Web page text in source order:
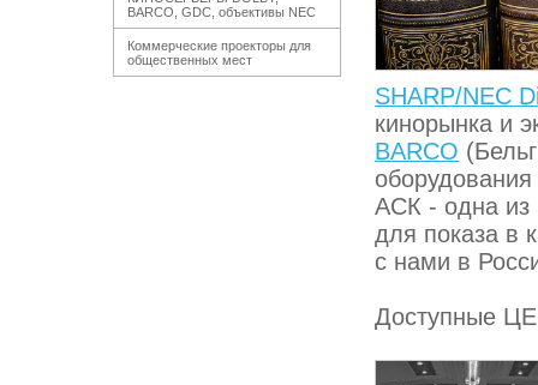
BARCO, GDC, объективы NEC
Коммерческие проекторы для
общественных мест
SHARP/NEC
кинорынка и
BARCO
АСК - одна из
для показа в
с нами в
Доступные